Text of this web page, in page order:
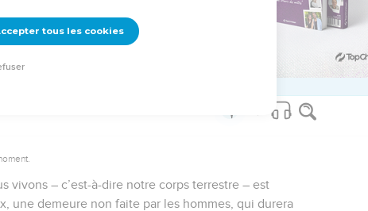
procurer une Bible imprimée, rendez-vous sur www.editionsbiblio.fr
vivons – c’est-à-dire notre corps terrestre – est
une demeure non faite par les hommes, qui durera
tous les cookies